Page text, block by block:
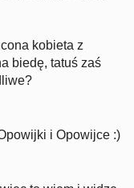
kobieta z
biedę, tatuś zaś
i Opowijce :)